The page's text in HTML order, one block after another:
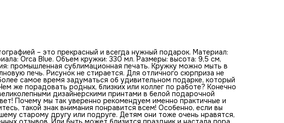
– это прекрасный и всегда нужный подарок. Материал:
Orca Blue. Объем кружки: 330 мл. Размеры: высота: 9,5 см,
промышленная сублимационная печать. Кружку можно мыть в
печь. Рисунок не стирается. Для отличного сюрприза не
самое время задуматься об удивительном подарке, который
же порадовать родных, близких или коллег по работе? Конечно
дизайнерскими принтами в белой подарочной
Почему мы так уверенно рекомендуем именно практичные и
такой знак внимания понравится всем! Особенно, если вы
старому другу или подруге. Детям они тоже очень нравятся,